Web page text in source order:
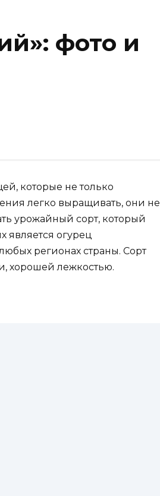
фото и
которые не только
легко выращивать, они не
урожайный сорт, который
является огурец
регионах страны. Сорт
хорошей лежкостью.